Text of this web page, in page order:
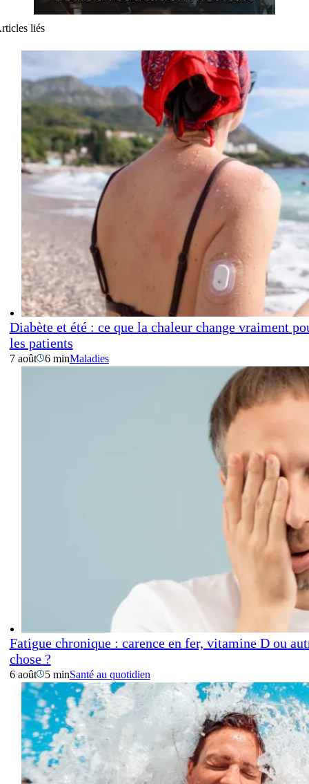
liés
Diabète et été : ce que la chaleur change vraiment
les patients
7 août 6 minMaladies
Fatigue chronique : carence en fer, vitamine D ou
chose ?
6 août 5 minSanté au quotidien